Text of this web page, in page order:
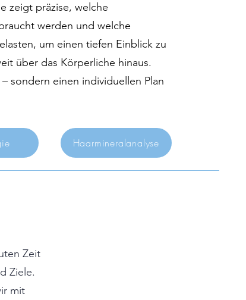
zeigt präzise, welche
werden und welche
um einen tiefen Einblick zu
über das Körperliche hinaus.
sondern einen individuellen Plan
Haarmineralanalyse
Zeit
Ziele.
mit